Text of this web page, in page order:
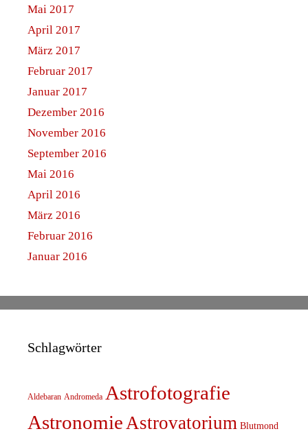
Mai 2017
April 2017
März 2017
Februar 2017
Januar 2017
Dezember 2016
November 2016
September 2016
Mai 2016
April 2016
März 2016
Februar 2016
Januar 2016
Schlagwörter
Aldebaran Andromeda Astrofotografie
Astronomie Astrovatorium Blutmond